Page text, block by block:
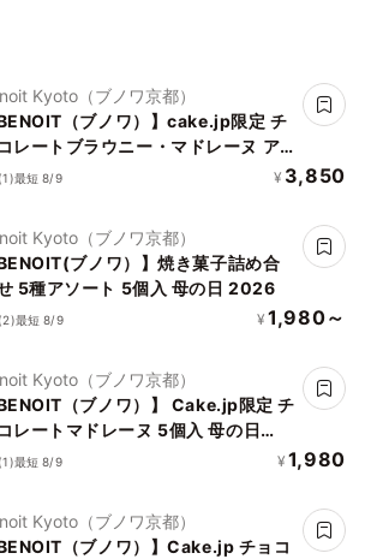
Kyoto（ブノワ京都）
BENOIT（ブノワ）】cake.jp限定 チ
レートブラウニー・マドレーヌ ア
ト 10個入
(1)最短 8/9 ¥ 3,850
Kyoto（ブノワ京都）
BENOIT(ブノワ）】焼き菓子詰め合
わせ 5種アソート 5個入 母の日 2026
(2)最短 8/9 ¥ 1,980～
Kyoto（ブノワ京都）
BENOIT（ブノワ）】 Cake.jp限定 チ
レートマドレーヌ 5個入 母の日
(1)最短 8/9 ¥ 1,980
Kyoto（ブノワ京都）
BENOIT（ブノワ）】Cake.jp チョコ